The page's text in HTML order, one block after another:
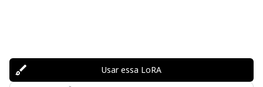
Usar essa LoRA